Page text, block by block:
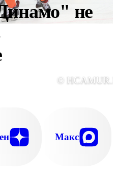
не
©
Макс